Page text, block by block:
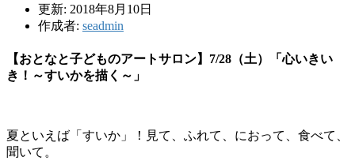
更新: 2018年8月10日
作成者: seadmin
【おとなと子どものアートサロン】7/28（土）「心いきい
き！～すいかを描く～」
夏といえば「すいか」！見て、ふれて、におって、食べて、
聞いて。